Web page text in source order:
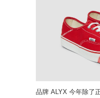
品牌 ALYX 今年除了